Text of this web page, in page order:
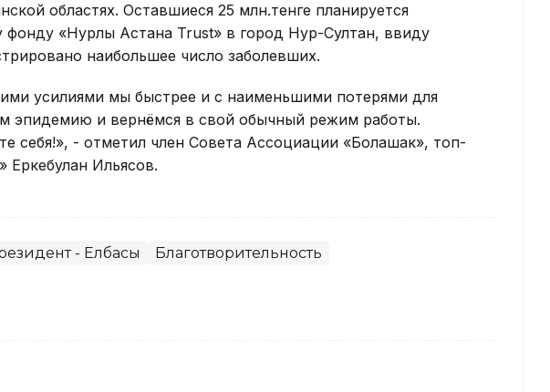
областях. Оставшиеся 25 млн.тенге планируется
фонду «Нурлы Астана Trust» в город Нур-Султан, ввиду
наибольшее число заболевших.
усилиями мы быстрее и с наименьшими потерями для
эпидемию и вернёмся в свой обычный режим работы.
себя!», - отметил член Совета Ассоциации «Болашак», топ-
Еркебулан Ильясов.
- Елбасы Благотворительность